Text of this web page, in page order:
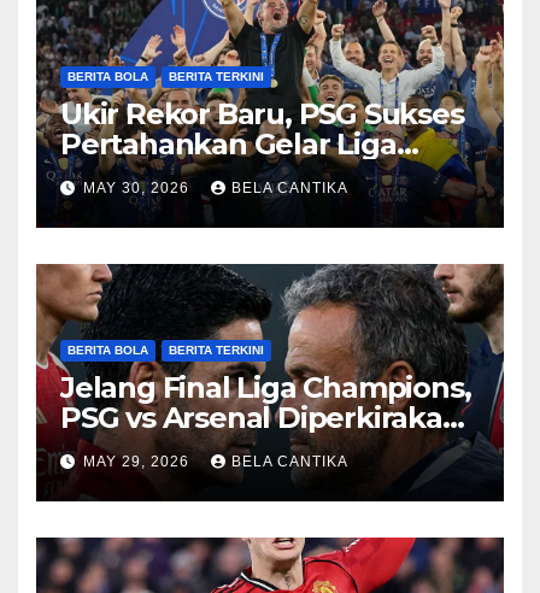
BERITA BOLA BERITA TERKINI
Ukir Rekor Baru, PSG Sukses
Pertahankan Gelar Liga
Champions
MAY 30, 2026 BELA CANTIKA
BERITA BOLA BERITA TERKINI
Jelang Final Liga Champions,
PSG vs Arsenal Diperkirakan
Sengit
MAY 29, 2026 BELA CANTIKA